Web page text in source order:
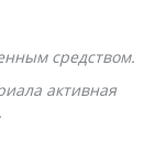
средством.
активная